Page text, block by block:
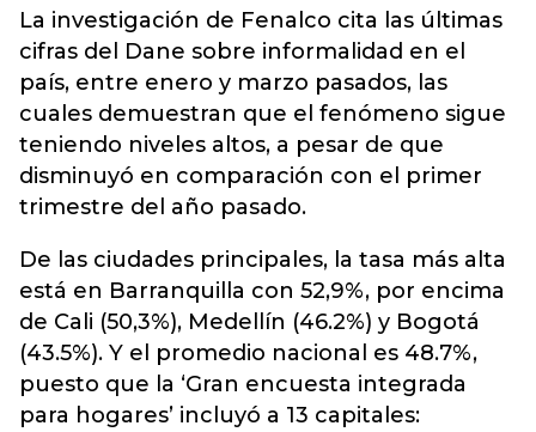
La investigación de Fenalco cita las últimas
cifras del Dane sobre informalidad en el
país, entre enero y marzo pasados, las
cuales demuestran que el fenómeno sigue
teniendo niveles altos, a pesar de que
disminuyó en comparación con el primer
trimestre del año pasado.
De las ciudades principales, la tasa más alta
está en Barranquilla con 52,9%, por encima
de Cali (50,3%), Medellín (46.2%) y Bogotá
(43.5%). Y el promedio nacional es 48.7%,
puesto que la ‘Gran encuesta integrada
para hogares’ incluyó a 13 capitales: